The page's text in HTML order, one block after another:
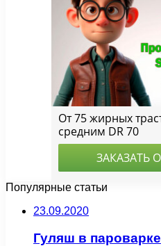
Популярные статьи
23.09.2020
Гуляш в пароварке